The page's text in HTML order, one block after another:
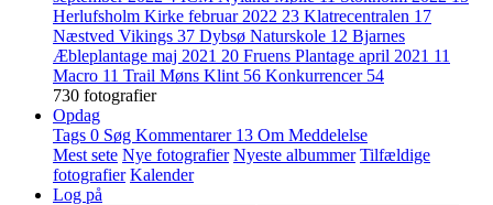
Herlufsholm Kirke februar 2022 23 Klatrecentralen 17
Næstved Vikings 37 Dybsø Naturskole 12 Bjarnes
Æbleplantage maj 2021 20 Fruens Plantage april 2021 11
Macro 11 Trail Møns Klint 56 Konkurrencer 54
730 fotografier
Opdag
Tags 0 Søg Kommentarer 13 Om Meddelelse
Mest sete Nye fotografier Nyeste albummer Tilfældige
fotografier Kalender
Log på